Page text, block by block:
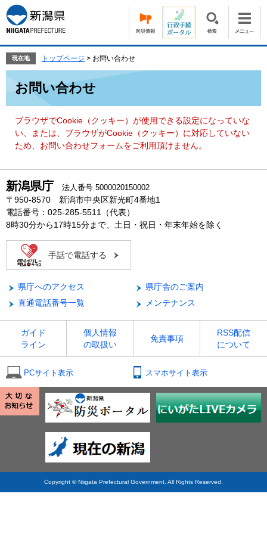
ー
ジ
の
頭
す。
ニ
ュ
ー
飛
て
現在地 トップページ > お問い合わせ
お問い合わせ
ブラウザでCookie（クッキー）が使用できる設定になっていな
い、または、ブラウザがCookie（クッキー）に対応していない
ため、お問い合わせフォームをご利用頂けません。
新潟県庁 法人番号 5000020150002
〒950-8570 新潟市中央区新光町4番地1
電話番号：025-285-5511（代表）
8時30分から17時15分まで、土日・祝日・年末年始を除く
手話で電話する
県庁へのアクセス
県庁舎のご案内
直通電話番号一覧
メンテナンス
ガイド
ライン
個人情報
の取扱い
免責事項
RSS配信
について
PCサイト表示 スマホサイト表示
Copyright © Niigata Prefectural Government. All Rights Reserved.